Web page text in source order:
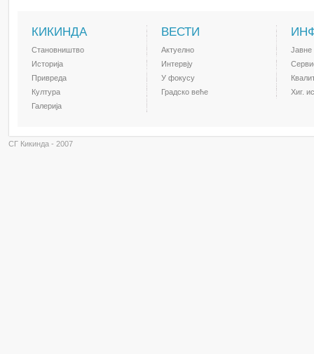
КИКИНДА
Становништво
Историја
Привреда
Култура
Галерија
ВЕСТИ
Актуелно
Интервју
У фокусу
Градско веће
Јавне
Хиг.
СГ Кикинда - 2007